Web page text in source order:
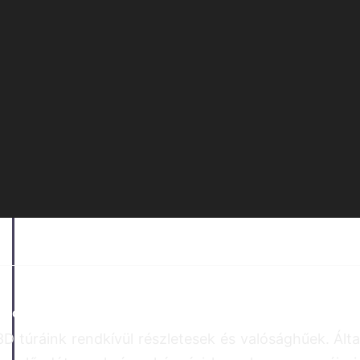
3D túrákat készítünk
túráink rendkívül részletesek és valósághűek.